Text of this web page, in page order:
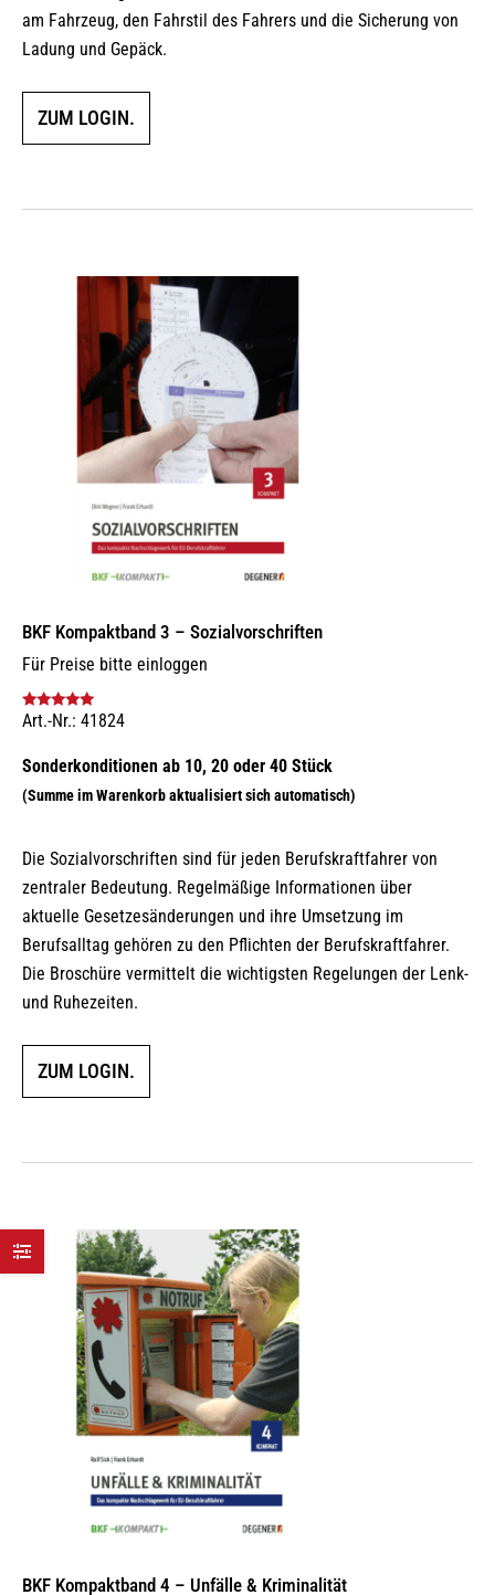
am Fahrzeug, den Fahrstil des Fahrers und die Sicherung von
Ladung und Gepäck.
ZUM LOGIN.
BKF Kompaktband 3 – Sozialvorschriften
Für Preise bitte einloggen
Bewertet mit
Art.-Nr.: 41824
Die Sozialvorschriften sind für jeden Berufskraftfahrer von
zentraler Bedeutung. Regelmäßige Informationen über
aktuelle Gesetzesänderungen und ihre Umsetzung im
Berufsalltag gehören zu den Pflichten der Berufskraftfahrer.
Die Broschüre vermittelt die wichtigsten Regelungen der Lenk-
und Ruhezeiten.
ZUM LOGIN.
BKF Kompaktband 4 – Unfälle & Kriminalität